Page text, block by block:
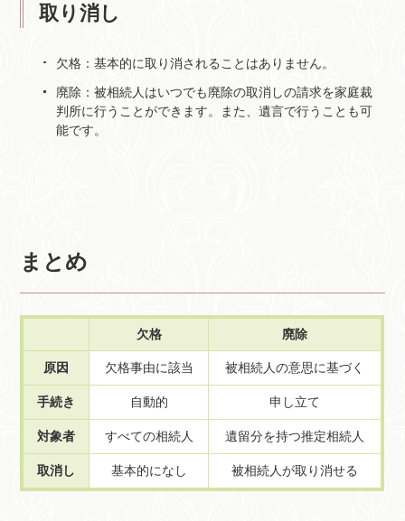
取り消し
欠格：基本的に取り消されることはありません。
廃除：被相続人はいつでも廃除の取消しの請求を家庭裁
判所に行うことができます。また、遺言で行うことも可
能です。
まとめ
欠格 廃除
原因 欠格事由に該当 被相続人の意思に基づく
手続き 自動的 申し立て
対象者 すべての相続人 遺留分を持つ推定相続人
取消し 基本的になし 被相続人が取り消せる